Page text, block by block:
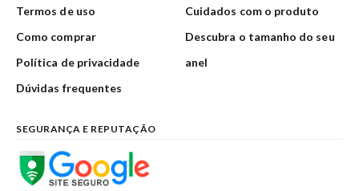
Termos de uso
Como comprar
Política de privacidade
Dúvidas frequentes
Cuidados com o produto
Descubra o tamanho do seu
anel
SEGURANÇA E REPUTAÇÃO